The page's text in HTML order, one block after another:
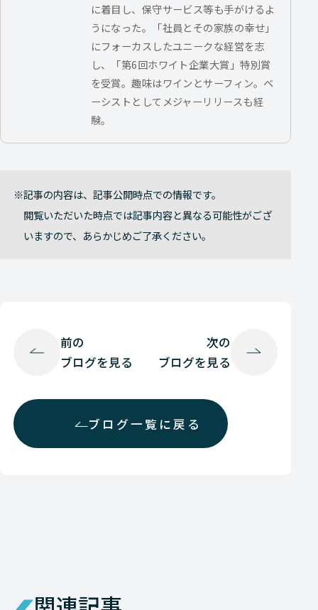
に着目し、保守サービス等も手がけるよ
うになった。「社員とその家族の幸せ」
にフォーカスしたユニークな経営を志
し、「第6回ホワイト企業大賞」特別賞
を受賞。趣味はワインとサーフィン。ベ
ーシストとしてメジャーリリースも経
験。
記事の内容は、記事公開時点での情報です。
閲覧いただいた時点では記事内容と異なる可能性がござ
いますので、あらかじめご了承ください。
前の
ブログを見る
ブログ一覧に戻る
次の
ブログを見る